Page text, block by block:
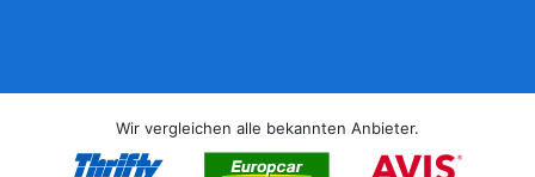
Wir vergleichen alle bekannten Anbieter.